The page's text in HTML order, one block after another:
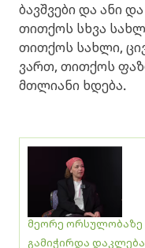
ბავშვები და ანი
თითქოს სხვა
თითქოს სახლი,
ვართ, თითქოს
მთლიანი ხდება.
მეორე ორსულობაზე
გამიჭირდა